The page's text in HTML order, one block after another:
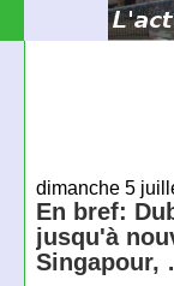
dimanche 5
En bref:
jusqu'à
Singapour,